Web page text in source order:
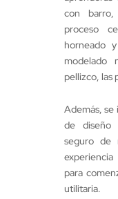
con
proceso
horneado
modelado
pellizco, las
Además, se
de diseño
seguro de
para
utilitaria.